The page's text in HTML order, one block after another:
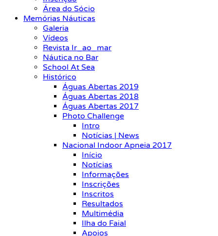
Área do Sócio
Memórias Náuticas
Galeria
Vídeos
Revista Ir_ao_mar
Náutica no Bar
School At Sea
Histórico
Águas Abertas 2019
Águas Abertas 2018
Águas Abertas 2017
Photo Challenge
Intro
Notícias | News
Nacional Indoor Apneia 2017
Início
Notícias
Informações
Inscrições
Inscritos
Resultados
Multimédia
Ilha do Faial
Apoios